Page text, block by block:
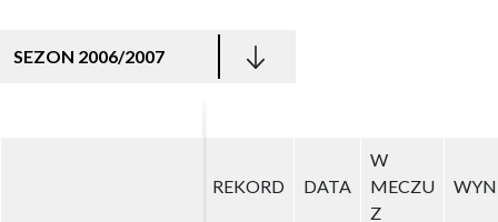
SEZON 2006/2007
REKORD DATA
W
MECZU
Z
REKORD DATA
W
MECZU
Z